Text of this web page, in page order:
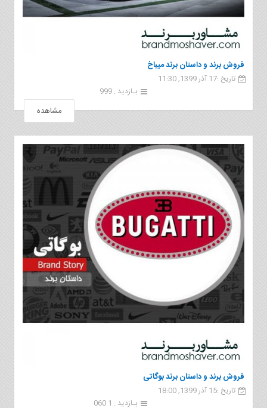
فروش برند و داستان برند میباخ
تاریخ :17 آذر 1399, 11:30
بـازدید : 999
مشاهده
فروش برند و داستان برند بوگاتی
تاریخ :15 آذر 1399, 18:00
بـازدید : 1 060